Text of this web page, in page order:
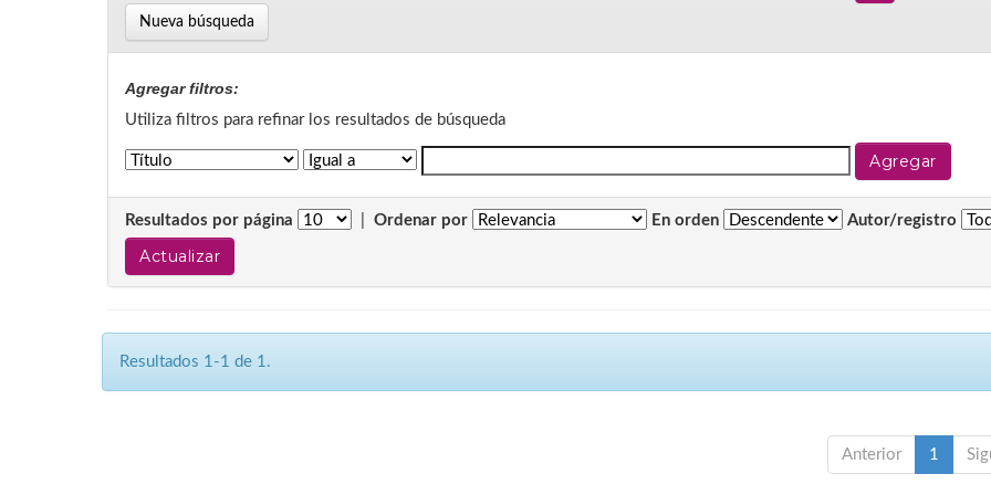
Nueva búsqueda
Agregar filtros:
Utiliza filtros para refinar los resultados de búsqueda
Resultados por página Ordenar por En orden Autor/registro
Resultados 1-1 de 1.
Anterior 1